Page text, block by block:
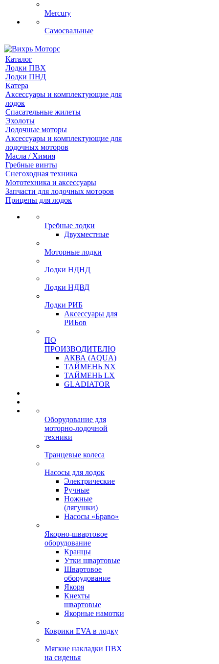
Mercury
Самосвальные
Каталог
Лодки ПВХ
Лодки ПНД
Катера
Аксессуары и комплектующие для
лодок
Спасательные жилеты
Эхолоты
Лодочные моторы
Аксессуары и комплектующие для
лодочных моторов
Масла / Химия
Гребные винты
Снегоходная техника
Мототехника и аксессуары
Запчасти для лодочных моторов
Прицепы для лодок
Гребные лодки
Двухместные
Моторные лодки
Лодки НДНД
Лодки НДВД
Лодки РИБ
Аксессуары для
РИБов
ПО
ПРОИЗВОДИТЕЛЮ
АКВА (AQUA)
ТАЙМЕНЬ NX
ТАЙМЕНЬ LX
GLADIATOR
Оборудование для
моторно-лодочной
техники
Транцевые колеса
Насосы для лодок
Электрические
Ручные
Ножные
(лягушки)
Насосы «Браво»
Якорно-швартовое
оборудование
Кранцы
Утки швартовые
Швартовое
оборудование
Якоря
Кнехты
швартовые
Якорные намотки
Коврики EVA в лодку
Мягкие накладки ПВХ
на сиденья